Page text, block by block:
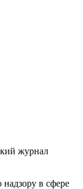
журнал
в сфере